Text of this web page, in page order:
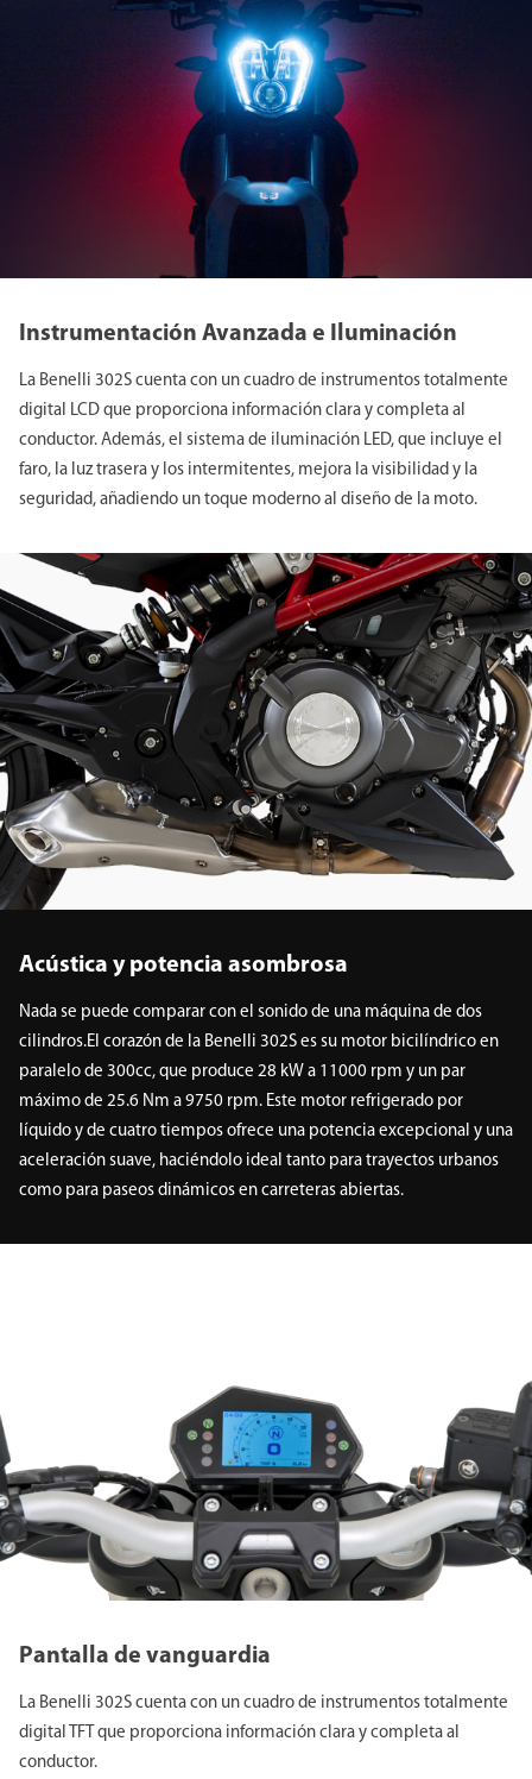
Instrumentación Avanzada e Iluminación
La Benelli 302S cuenta con un cuadro de instrumentos totalmente
digital LCD que proporciona información clara y completa al
conductor. Además, el sistema de iluminación LED, que incluye el
faro, la luz trasera y los intermitentes, mejora la visibilidad y la
seguridad, añadiendo un toque moderno al diseño de la moto.
Acústica y potencia asombrosa
Nada se puede comparar con el sonido de una máquina de dos
cilindros.El corazón de la Benelli 302S es su motor bicilíndrico en
paralelo de 300cc, que produce 28 kW a 11000 rpm y un par
máximo de 25.6 Nm a 9750 rpm. Este motor refrigerado por
líquido y de cuatro tiempos ofrece una potencia excepcional y una
aceleración suave, haciéndolo ideal tanto para trayectos urbanos
como para paseos dinámicos en carreteras abiertas.
Pantalla de vanguardia
La Benelli 302S cuenta con un cuadro de instrumentos totalmente
digital TFT que proporciona información clara y completa al
conductor.